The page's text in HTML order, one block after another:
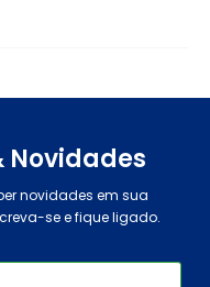
Novidades
novidades em sua
se e fique ligado.